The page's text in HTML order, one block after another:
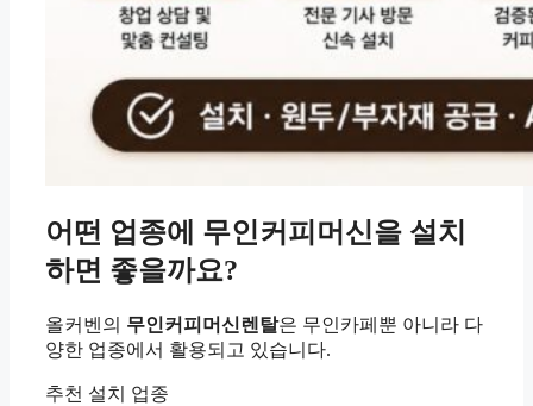
어떤 업종에 무인커피머신을 설치
하면 좋을까요?
올커벤의 무인커피머신렌탈은 무인카페뿐 아니라 다
양한 업종에서 활용되고 있습니다.
추천 설치 업종